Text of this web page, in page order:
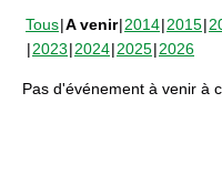
Tous A venir 2014 2015
2023 2024 2025 2026
Pas d'événement à venir à